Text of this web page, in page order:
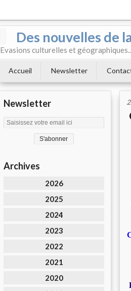
Des nouvelles de
Evasions culturelles et
Accueil Newsletter
Newsletter
Archives
2026
2025
2024
2023
2022
2021
2020